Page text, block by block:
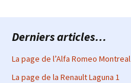
Derniers articles…
La page de l’Alfa Romeo Montreal
La page de la Renault Laguna 1